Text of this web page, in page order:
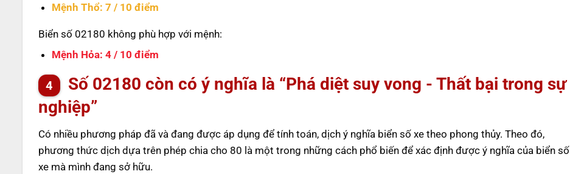
Mệnh Thổ: 7 / 10 điểm
Biển số 02180 không phù hợp với mệnh:
Mệnh Hỏa: 4 / 10 điểm
Số 02180 còn có ý nghĩa là “Phá diệt suy vong - Thất bại trong sự
nghiệp”
Có nhiều phương pháp đã và đang được áp dụng để tính toán, dịch ý nghĩa biển số xe theo phong thủy. Theo đó,
phương thức dịch dựa trên phép chia cho 80 là một trong những cách phổ biến để xác định được ý nghĩa của biển số
xe mà mình đang sở hữu.